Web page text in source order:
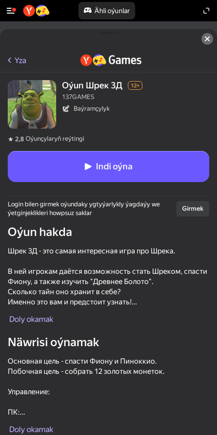
Ähli oýunlar
Bu oýun diňe peýza
The Backrooms: Meeting with Shrek Wazowski
58
Yza
Oýun Шрек 3Д 12+
137GAMES
Baýramçylyk
2,8 Oýunçylaryň reýtingi
Indi oýna
Login bilen girmek oýundaky ygtyýarlykly ýagdaýy we
ýetginjeklikleri howpsuz saklar
Girmek
Oýun hakda
Шрек 3Д - это самая интересная игра про Шрека.
В ней игрокам даётся возможность стать Шреком, спасти
Фиону, а также изучить "Древнее Болото".
Сколько тайн оно хранит в себе?
Именно это вам и предстоит узнать!
Вас ждут разные типы врагов, увлекательный паркур и
Doly okamak
Näwrisi oýnamak
Основная цель - спасти Фиону и Пиноккио.
Побочная цель - собрать 12 золотых монеток.
Управление:
ПК:
Левый Shift - Бег
Doly okamak